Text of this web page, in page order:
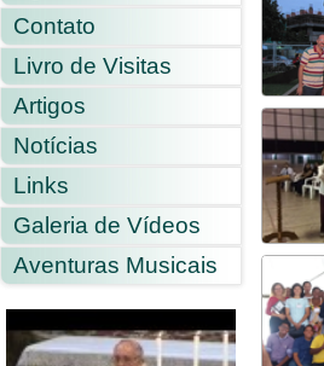
Contato
Livro de Visitas
Artigos
Notícias
Links
Galeria de Vídeos
Aventuras Musicais